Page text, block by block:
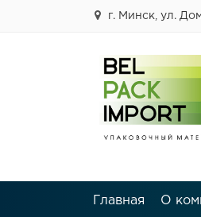
г. Минск, ул.
Главная О